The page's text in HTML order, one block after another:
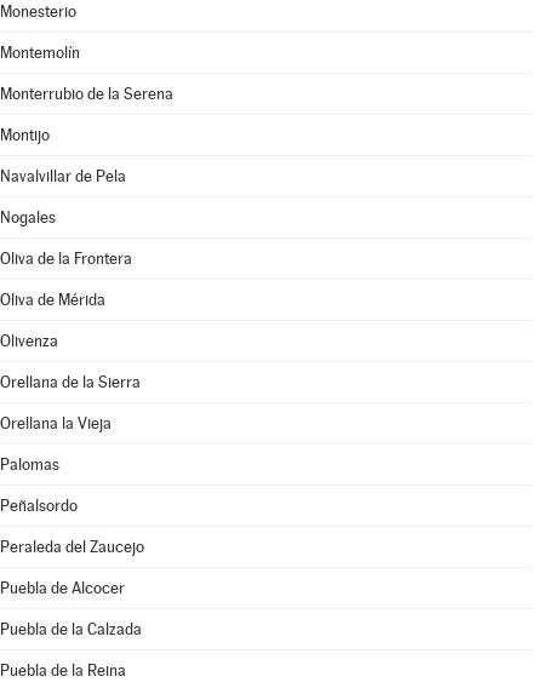
Monesterio
Montemolín
Monterrubio de la Serena
Montijo
Navalvillar de Pela
Nogales
Oliva de la Frontera
Oliva de Mérida
Olivenza
Orellana de la Sierra
Orellana la Vieja
Palomas
Peñalsordo
Peraleda del Zaucejo
Puebla de Alcocer
Puebla de la Calzada
Puebla de la Reina